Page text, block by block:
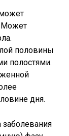
Может
половины
полостями.
дня.
заболевания